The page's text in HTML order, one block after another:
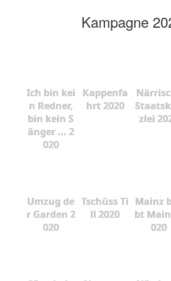
Kampagne
Ich bin kei
n Redner,
bin kein S
änger ... 2
020
Kappenfa
hrt 2020
zlei
Umzug de
r Garden 2
020
Tschüss Ti
ll 2020
Mainz
bt
020